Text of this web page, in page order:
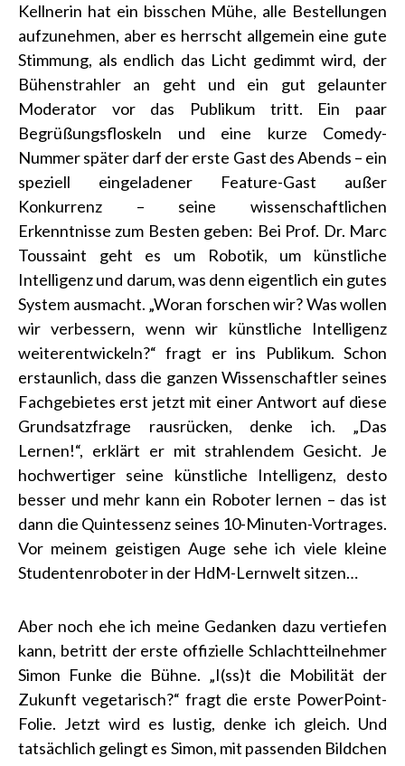
Kellnerin hat ein bisschen Mühe, alle Bestellungen
aufzunehmen, aber es herrscht allgemein eine gute
Stimmung, als endlich das Licht gedimmt wird, der
Bühenstrahler an geht und ein gut gelaunter
Moderator vor das Publikum tritt. Ein paar
Begrüßungsfloskeln und eine kurze Comedy-
Nummer später darf der erste Gast des Abends – ein
speziell eingeladener Feature-Gast außer
Konkurrenz – seine wissenschaftlichen
Erkenntnisse zum Besten geben: Bei Prof. Dr. Marc
Toussaint geht es um Robotik, um künstliche
Intelligenz und darum, was denn eigentlich ein gutes
System ausmacht. „Woran forschen wir? Was wollen
wir verbessern, wenn wir künstliche Intelligenz
weiterentwickeln?“ fragt er ins Publikum. Schon
erstaunlich, dass die ganzen Wissenschaftler seines
Fachgebietes erst jetzt mit einer Antwort auf diese
Grundsatzfrage rausrücken, denke ich. „Das
Lernen!“, erklärt er mit strahlendem Gesicht. Je
hochwertiger seine künstliche Intelligenz, desto
besser und mehr kann ein Roboter lernen – das ist
dann die Quintessenz seines 10-Minuten-Vortrages.
Vor meinem geistigen Auge sehe ich viele kleine
Studentenroboter in der HdM-Lernwelt sitzen…
Aber noch ehe ich meine Gedanken dazu vertiefen
kann, betritt der erste offizielle Schlachtteilnehmer
Simon Funke die Bühne. „I(ss)t die Mobilität der
Zukunft vegetarisch?“ fragt die erste PowerPoint-
Folie. Jetzt wird es lustig, denke ich gleich. Und
tatsächlich gelingt es Simon, mit passenden Bildchen